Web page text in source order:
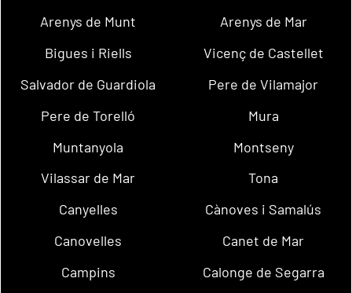
Arenys de Munt
Arenys de Mar
Bigues i Riells
Vicenç de Castellet
Salvador de Guardiola
Pere de Vilamajor
Pere de Torelló
Mura
Muntanyola
Montseny
Vilassar de Mar
Tona
Canyelles
Cànoves i Samalús
Canovelles
Canet de Mar
Campins
Calonge de Segarra